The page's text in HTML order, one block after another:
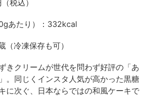
税込）
あたり）：332kcal
冷凍保存も可）
きクリームが世代を問わず好評の「あ
。同じくインスタ人気が高かった黒糖
に次ぐ、日本ならではの和風ケーキで